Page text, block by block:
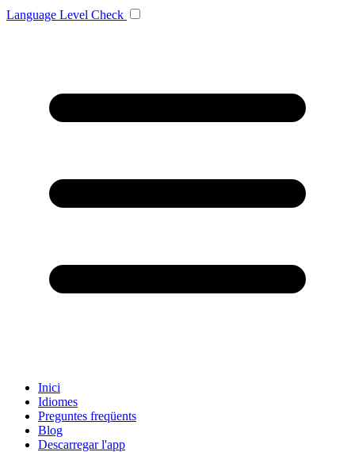
Language Level Check
Inici
Idiomes
Preguntes freqüents
Blog
Descarregar l'app